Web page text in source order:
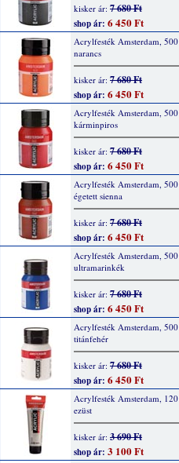
kisker ár: 7 680 Ft
shop ár: 6 450 Ft
Acrylfesték Amsterdam,
narancs
kisker ár: 7 680 Ft
shop ár: 6 450 Ft
Acrylfesték Amsterdam,
kárminpiros
kisker ár: 7 680 Ft
shop ár: 6 450 Ft
Acrylfesték Amsterdam,
égetett sienna
kisker ár: 7 680 Ft
shop ár: 6 450 Ft
Acrylfesték Amsterdam,
ultramarinkék
kisker ár: 7 680 Ft
shop ár: 6 450 Ft
Acrylfesték Amsterdam,
titánfehér
kisker ár: 7 680 Ft
shop ár: 6 450 Ft
Acrylfesték Amsterdam,
ezüst
kisker ár: 3 690 Ft
shop ár: 3 100 Ft